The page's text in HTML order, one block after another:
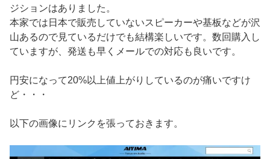
ジションはありました。
本家では日本で販売していないスピーカーや基板などが沢
山あるので見ているだけでも結構楽しいです。数回購入し
ていますが、発送も早くメールでの対応も良いです。
円安になって20%以上値上がりしているのが痛いですけ
ど・・・
以下の画像にリンクを張っておきます。